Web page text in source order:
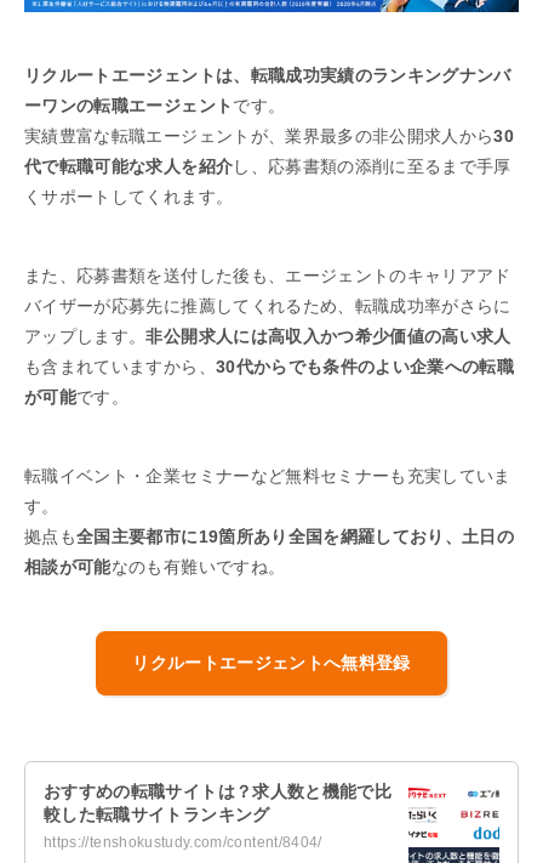
リクルートエージェントは、転職成功実績のランキングナンバ
ーワンの転職エージェント です。
実績豊富な転職エージェントが、業界最多の非公開求人から30
代で転職可能な求人を紹介し、応募書類の添削に至るまで手厚
くサポートしてくれます。
また、応募書類を送付した後も、エージェントのキャリアアド
バイザーが応募先に推薦してくれるため、転職成功率がさらに
アップします。非公開求人には高収入かつ希少価値の高い求人
も含まれていますから、 30代からでも条件のよい企業への転職
が可能です。
転職イベント・企業セミナーなど無料セミナーも充実していま
す。
拠点も全国主要都市に19箇所あり全国を網羅しており、土日の
相談が可能なのも有難いですね。
リクルートエージェントへ無料登録
おすすめの転職サイトは？求人数と機能で比
較した転職サイトランキング
https://tenshokustudy.com/content/8404/